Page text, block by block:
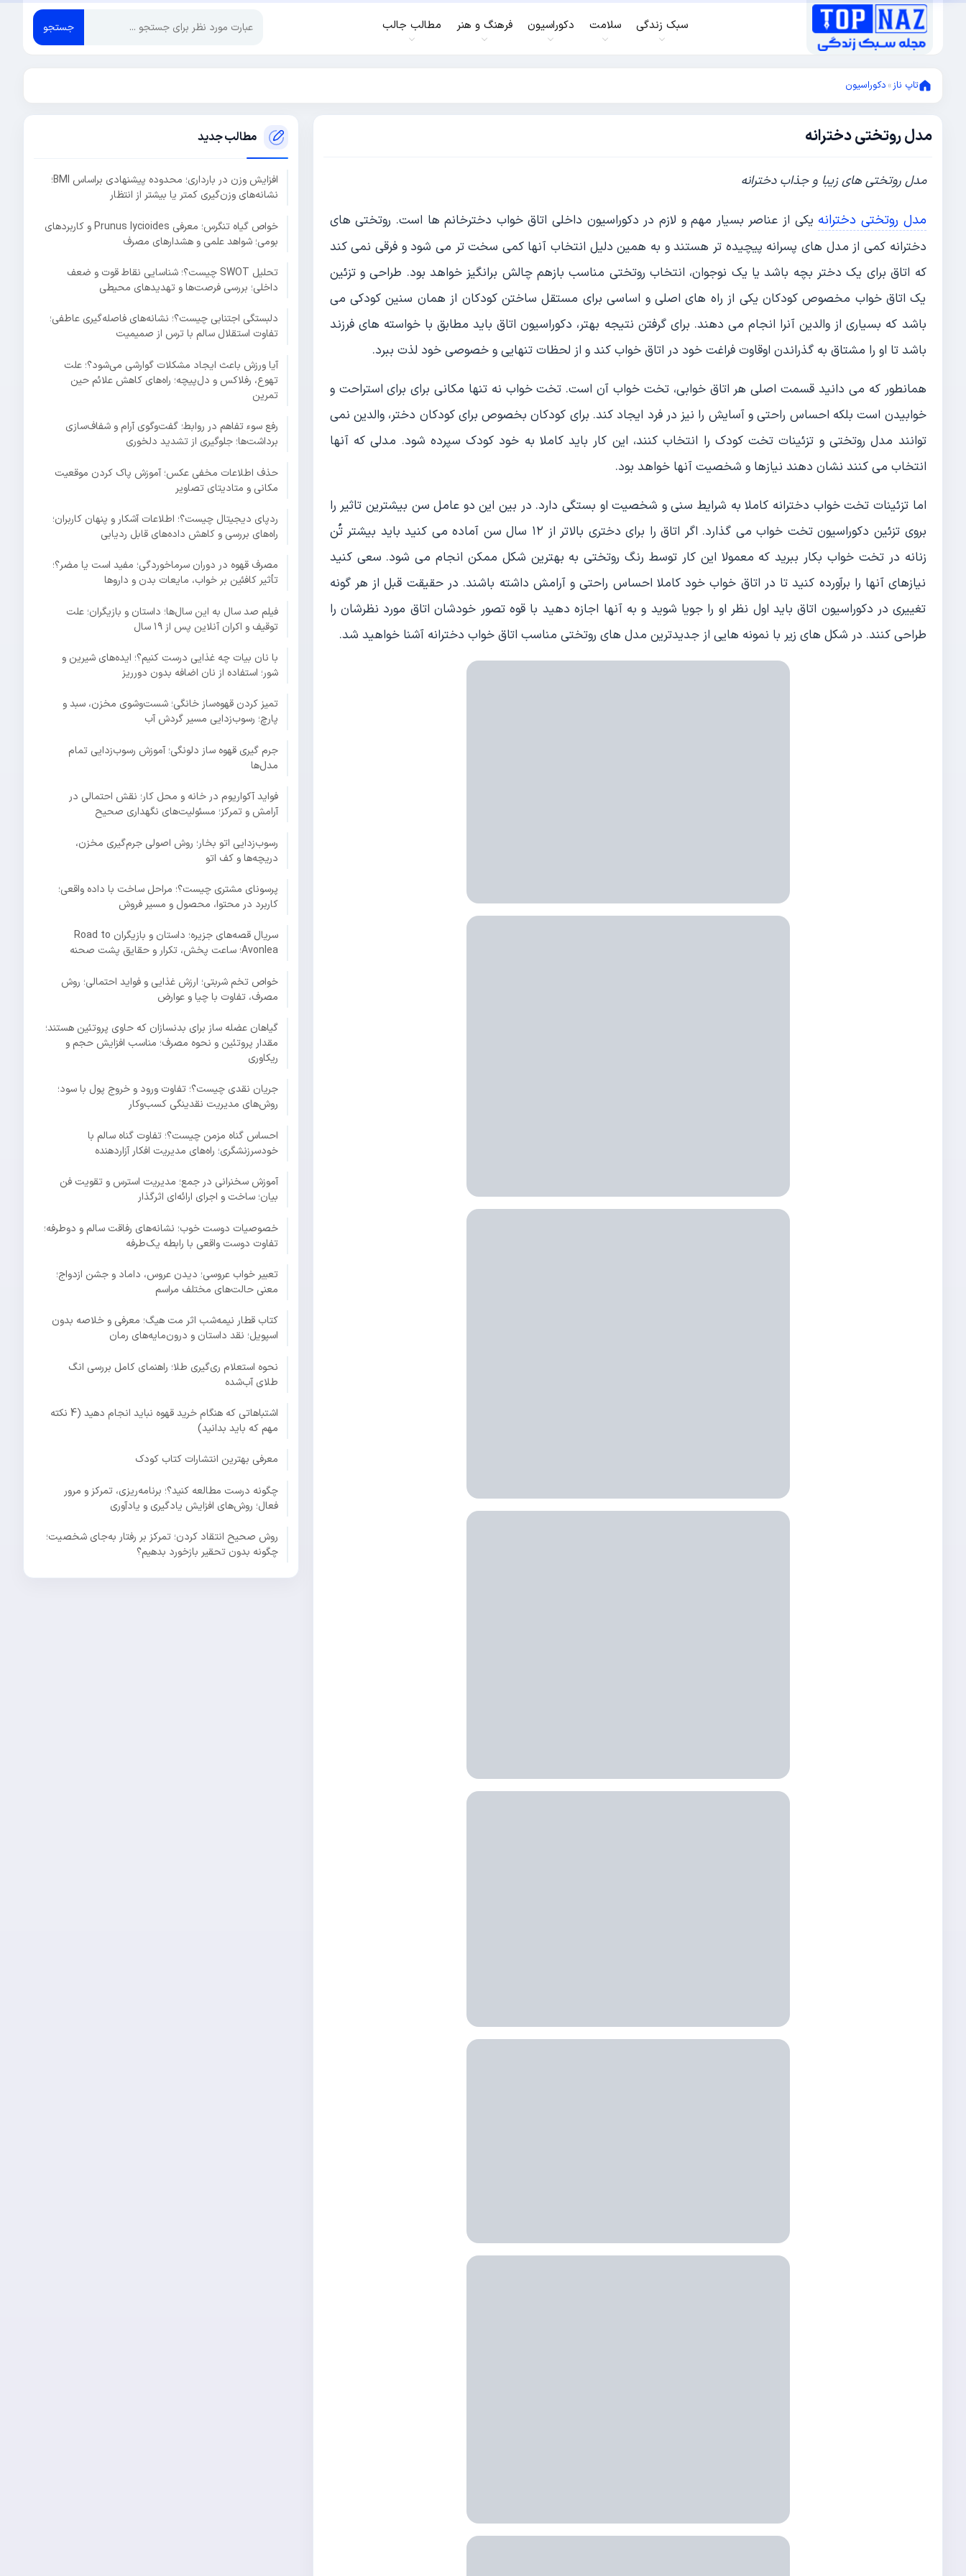
سبک زندگی سلامت دکوراسیون فرهنگ و هنر مطالب جالب جستجو
تاپ ناز» دکوراسیون
مدل روتختی دخترانه
جولای
2015 جولای
11,مدل روتختی های زیبا و جذاب دخترانه
مدل روتختی دخترانه یکی از عناصر بسیار مهم و لازم در دکوراسیون داخلی اتاق خواب دخترخانم ها است. روتختی های
دخترانه کمی از مدل های پسرانه پیچیده تر هستند و به همین دلیل انتخاب آنها کمی سخت تر می شود و فرقی نمی کند
که اتاق برای یک دختر بچه باشد یا یک نوجوان، انتخاب روتختی مناسب بازهم چالش برانگیز خواهد بود. طراحی و تزئین
یک اتاق خواب مخصوص کودکان یکی از راه های اصلی و اساسی برای مستقل ساختن کودکان از همان سنین کودکی می
باشد که بسیاری از والدین آنرا انجام می دهند. برای گرفتن نتیجه بهتر، دکوراسیون اتاق باید مطابق با خواسته های فرزند
باشد تا او را مشتاق به گذراندن اوقاوت فراغت خود در اتاق خواب کند و از لحظات تنهایی و خصوصی خود لذت ببرد.
همانطور که می دانید قسمت اصلی هر اتاق خوابی، تخت خواب آن است. تخت خواب نه تنها مکانی برای برای استراحت و
خوابیدن است بلکه احساس راحتی و آسایش را نیز در فرد ایجاد کند. برای کودکان بخصوص برای کودکان دختر، والدین نمی
توانند مدل روتختی و تزئینات تخت کودک را انتخاب کنند، این کار باید کاملا به خود کودک سپرده شود. مدلی که آنها
انتخاب می کنند نشان دهند نیازها و شخصیت آنها خواهد بود.
اما تزئینات تخت خواب دخترانه کاملا به شرایط سنی و شخصیت او بستگی دارد. در بین این دو عامل سن بیشترین تاثیر را
بروی تزئین دکوراسیون تخت خواب می گذارد. اگر اتاق را برای دختری بالاتر از ۱۲ سال سن آماده می کنید باید بیشتر تُن
زنانه در تخت خواب بکار ببرید که معمولا این کار توسط رنگ روتختی به بهترین شکل ممکن انجام می شود. سعی کنید
نیازهای آنها را برآورده کنید تا در اتاق خواب خود کاملا احساس راحتی و آرامش داشته باشند. در حقیقت قبل از هر گونه
تغییری در دکوراسیون اتاق باید اول نظر او را جویا شوید و به آنها اجازه دهید با قوه تصور خودشان اتاق مورد نظرشان را
طراحی کنند. در شکل های زیر با نمونه هایی از جدیدترین مدل های روتختی مناسب اتاق خواب دخترانه آشنا خواهید شد.
مطالب جدید
افزایش وزن در بارداری؛ محدوده پیشنهادی براساس BMI؛
نشانه‌های وزن‌گیری کمتر یا بیشتر از انتظار
خواص گیاه تنگرس؛ معرفی Prunus lycioides و کاربردهای
بومی؛ شواهد علمی و هشدارهای مصرف
تحلیل SWOT چیست؟؛ شناسایی نقاط قوت و ضعف
داخلی؛ بررسی فرصت‌ها و تهدیدهای محیطی
دلبستگی اجتنابی چیست؟؛ نشانه‌های فاصله‌گیری عاطفی؛
تفاوت استقلال سالم با ترس از صمیمیت
آیا ورزش باعث ایجاد مشکلات گوارشی می‌شود؟؛ علت
تهوع، رفلاکس و دل‌پیچه؛ راه‌های کاهش علائم حین
تمرین
رفع سوء تفاهم در روابط؛ گفت‌وگوی آرام و شفاف‌سازی
برداشت‌ها؛ جلوگیری از تشدید دلخوری
حذف اطلاعات مخفی عکس؛ آموزش پاک کردن موقعیت
مکانی و متادیتای تصاویر
ردپای دیجیتال چیست؟؛ اطلاعات آشکار و پنهان کاربران؛
راه‌های بررسی و کاهش داده‌های قابل ردیابی
مصرف قهوه در دوران سرماخوردگی؛ مفید است یا مضر؟؛
تأثیر کافئین بر خواب، مایعات بدن و داروها
فیلم صد سال به این سال‌ها؛ داستان و بازیگران؛ علت
توقیف و اکران آنلاین پس از ۱۹ سال
با نان بیات چه غذایی درست کنیم؟؛ ایده‌های شیرین و
شور؛ استفاده از نان اضافه بدون دورریز
تمیز کردن قهوه‌ساز خانگی؛ شست‌وشوی مخزن، سبد و
پارچ؛ رسوب‌زدایی مسیر گردش آب
جرم گیری قهوه ساز دلونگی؛ آموزش رسوب‌زدایی تمام
مدل‌ها
فواید آکواریوم در خانه و محل کار؛ نقش احتمالی در
آرامش و تمرکز؛ مسئولیت‌های نگهداری صحیح
رسوب‌زدایی اتو بخار؛ روش اصولی جرم‌گیری مخزن،
دریچه‌ها و کف اتو
پرسونای مشتری چیست؟؛ مراحل ساخت با داده واقعی؛
کاربرد در محتوا، محصول و مسیر فروش
سریال قصه‌های جزیره؛ داستان و بازیگران Road to
Avonlea؛ ساعت پخش، تکرار و حقایق پشت صحنه
خواص تخم شربتی؛ ارزش غذایی و فواید احتمالی؛ روش
مصرف، تفاوت با چیا و عوارض
گیاهان عضله ساز برای بدنسازان که حاوی پروتئین هستند؛
مقدار پروتئین و نحوه مصرف؛ مناسب افزایش حجم و
ریکاوری
جریان نقدی چیست؟؛ تفاوت ورود و خروج پول با سود؛
روش‌های مدیریت نقدینگی کسب‌وکار
احساس گناه مزمن چیست؟؛ تفاوت گناه سالم با
خودسرزنشگری؛ راه‌های مدیریت افکار آزاردهنده
آموزش سخنرانی در جمع؛ مدیریت استرس و تقویت فن
بیان؛ ساخت و اجرای ارائه‌ای اثرگذار
خصوصیات دوست خوب؛ نشانه‌های رفاقت سالم و دوطرفه؛
تفاوت دوست واقعی با رابطه یک‌طرفه
تعبیر خواب عروسی؛ دیدن عروس، داماد و جشن ازدواج؛
معنی حالت‌های مختلف مراسم
کتاب قطار نیمه‌شب اثر مت هیگ؛ معرفی و خلاصه بدون
اسپویل؛ نقد داستان و درون‌مایه‌های رمان
نحوه استعلام ری‌گیری طلا؛ راهنمای کامل بررسی انگ
طلای آب‌شده
اشتباهاتی که هنگام خرید قهوه نباید انجام دهید (4 نکته
مهم که باید بدانید)
معرفی بهترین انتشارات کتاب کودک
چگونه درست مطالعه کنید؟؛ برنامه‌ریزی، تمرکز و مرور
فعال؛ روش‌های افزایش یادگیری و یادآوری
روش صحیح انتقاد کردن؛ تمرکز بر رفتار به‌جای شخصیت؛
چگونه بدون تحقیر بازخورد بدهیم؟